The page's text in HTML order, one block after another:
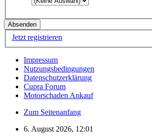
Jetzt registrieren
Impressum
Nutzungsbedingungen
Datenschutzerklärung
Cupra Forum
Motorschaden Ankauf
Zum Seitenanfang
6. August 2026, 12:01